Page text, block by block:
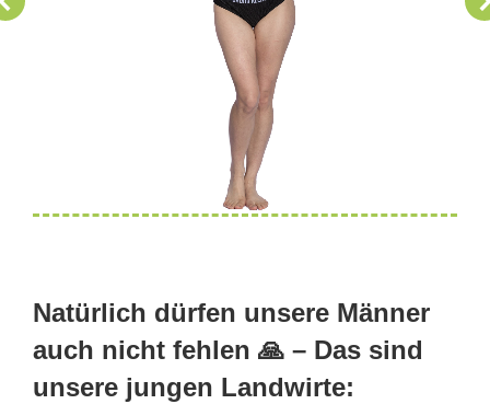
Natürlich dürfen unsere Männer
auch nicht fehlen 🙏 – Das sind
unsere jungen Landwirte: